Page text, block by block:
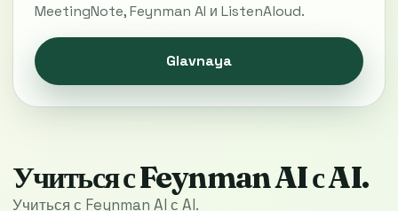
Учиться с Feynman AI с AI.
Учиться с Feynman AI с AI.
MeetingNote, Feynman AI и ListenAloud.
Glavnaya